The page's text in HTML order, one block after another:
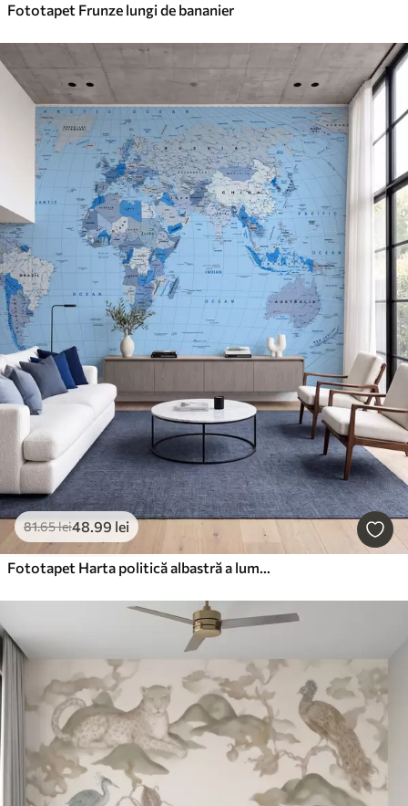
Fototapet Frunze lungi de bananier
81.65lei48.99 lei
Fototapet Harta politică albastră a lumii cu steaguri, în limba engleză